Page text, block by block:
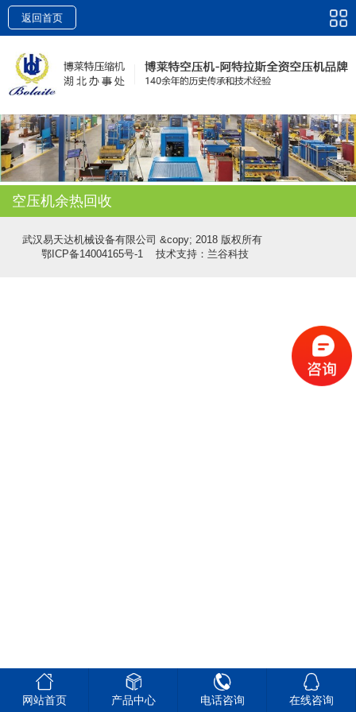
返回首页
空压机余热回收
武汉易天达机械设备有限公司 &copy; 2018 版权所有
鄂ICP备14004165号-1 技术支持：兰谷科技

网站首页

产品中心

电话咨询

在线咨询